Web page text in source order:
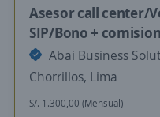
Asesor call center/
SIP/Bono +
Abai Business
Chorrillos, Lima
S/. 1.300,00 (Mensual)